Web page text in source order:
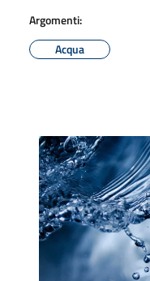
Argomenti:
Acqua